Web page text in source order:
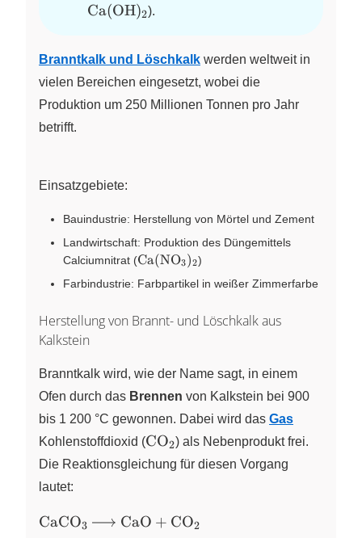
Ca(OH)X
2).
Branntkalk und Löschkalk werden weltweit in
vielen Bereichen eingesetzt, wobei die
Produktion um 250 Millionen Tonnen pro Jahr
betrifft.
Einsatzgebiete:
Bauindustrie: Herstellung von Mörtel und Zement
Landwirtschaft: Produktion des Düngemittels
Calciumnitrat (\ce{Ca(NO3)2}
Ca(NOX
3)X
2)
Farbindustrie: Farbpartikel in weißer Zimmerfarbe
Herstellung von Brannt- und Löschkalk aus
Kalkstein
Branntkalk wird, wie der Name sagt, in einem
Ofen durch das Brennen von Kalkstein bei 900
bis 1 200 °C gewonnen. Dabei wird das Gas
Kohlenstoffdioxid (\ce{CO2}
COX
2) als Nebenprodukt frei.
Die Reaktionsgleichung für diesen Vorgang
lautet:
\ce{CaCO3
CaCOX
3 CaO + COX
2